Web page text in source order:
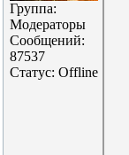
Группа:
Модераторы
Сообщений:
87537
Статус: Offline